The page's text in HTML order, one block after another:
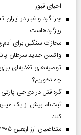
احیای قبور
چرا گرد و غبار در ایران
ریزگردهاست
مجازات سنگین برای
واکسن جدید سرطان
چه نخوریم؟
گره قتل در دی‌جی پارتی با ۵۰ قسم باز
ثبت‌نام بیش از یک
کنند